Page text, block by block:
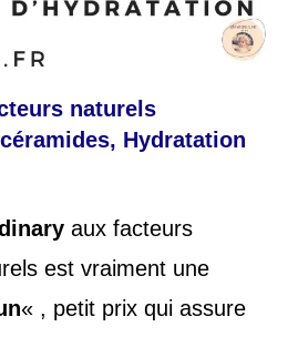
naturels
, Hydratation
aux facteurs
est vraiment une
« , petit prix qui assure